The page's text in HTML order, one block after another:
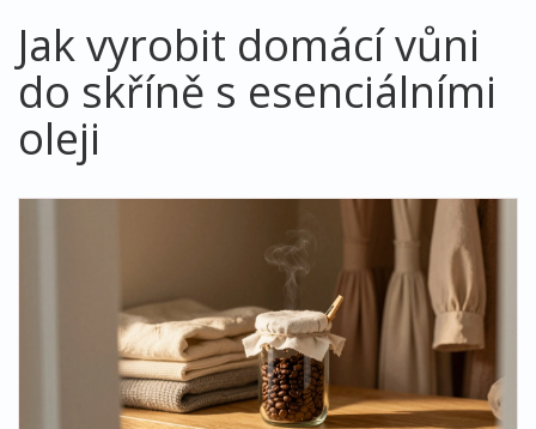
Jak vyrobit domácí vůni
do skříně s esenciálními
oleji